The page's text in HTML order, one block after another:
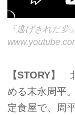
『逃げきれた夢
【STORY】
める末永周平
定食屋で、周